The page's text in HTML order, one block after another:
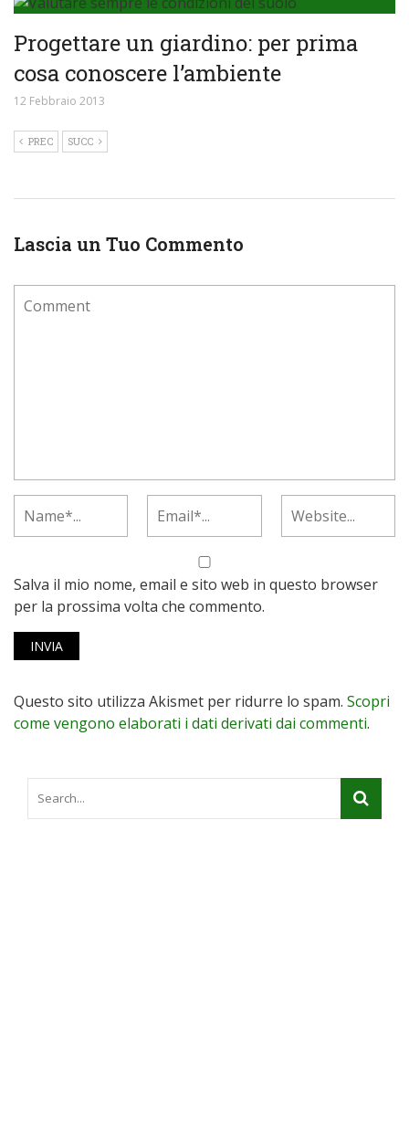
Progettare un giardino: per prima
cosa conoscere l’ambiente
12 Febbraio 2013
PREC SUCC
Lascia un Tuo Commento
Salva il mio nome, email e sito web in questo browser
per la prossima volta che commento.
Questo sito utilizza Akismet per ridurre lo spam. Scopri
come vengono elaborati i dati derivati dai commenti.